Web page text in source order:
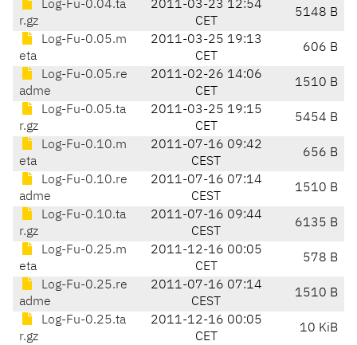
Log-Fu-0.04.ta
r.gz
2011-03-23 12:54
CET
5148 B
Log-Fu-0.05.m
eta
2011-03-25 19:13
CET
606 B
Log-Fu-0.05.re
adme
2011-02-26 14:06
CET
1510 B
Log-Fu-0.05.ta
r.gz
2011-03-25 19:15
CET
5454 B
Log-Fu-0.10.m
eta
2011-07-16 09:42
CEST
656 B
Log-Fu-0.10.re
adme
2011-07-16 07:14
CEST
1510 B
Log-Fu-0.10.ta
r.gz
2011-07-16 09:44
CEST
6135 B
Log-Fu-0.25.m
eta
2011-12-16 00:05
CET
578 B
Log-Fu-0.25.re
adme
2011-07-16 07:14
CEST
1510 B
Log-Fu-0.25.ta
r.gz
2011-12-16 00:05
CET
10 KiB